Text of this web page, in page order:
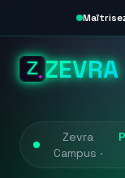
ZEVRA
Zevra
Campus ·